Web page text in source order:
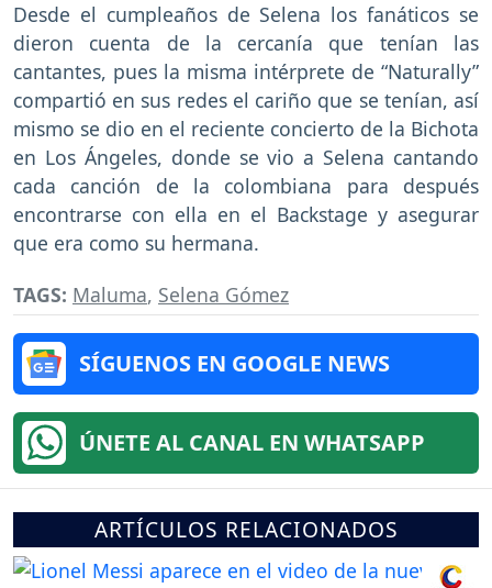
Desde el cumpleaños de Selena los fanáticos se
dieron cuenta de la cercanía que tenían las
cantantes, pues la misma intérprete de “Naturally”
compartió en sus redes el cariño que se tenían, así
mismo se dio en el reciente concierto de la Bichota
en Los Ángeles, donde se vio a Selena cantando
cada canción de la colombiana para después
encontrarse con ella en el Backstage y asegurar
que era como su hermana.
TAGS: Maluma, Selena Gómez
SÍGUENOS EN GOOGLE NEWS
ÚNETE AL CANAL EN WHATSAPP
ARTÍCULOS RELACIONADOS